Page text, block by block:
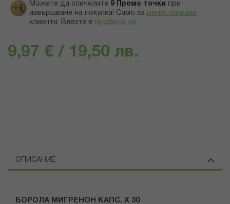
Можете да спечелите 9 Промо точки
при
извършване на покупка! Само за регистрирани
клиенти. Влезте в профила си .
9,97 € / 19,50 лв.
ОПИСАНИЕ
БОРОЛА МИГРЕНОН КАПС. Х 30